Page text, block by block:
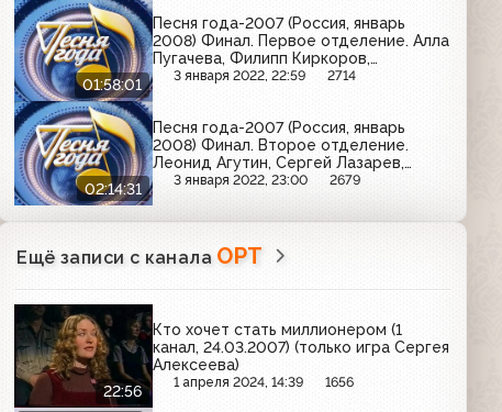
01:58:01
Песня года-2007 (Россия, январь
2008) Финал. Первое отделение. Алла
Пугачева, Филипп Киркоров,
Владимир Пресняков, "ВИА Гра",
3 января 2022, 22:59 2714
02:14:31
Песня года-2007 (Россия, январь
2008) Финал. Второе отделение.
Леонид Агутин, Сергей Лазарев,
Тимати, Дима Билан, Алла Пугачева и
3 января 2022, 23:00 2679
Ещё записи с канала ОРТ
22:56
Кто хочет стать миллионером (1
канал, 24.03.2007) (только игра Сергея
Алексеева)
1 апреля 2024, 14:39 1656